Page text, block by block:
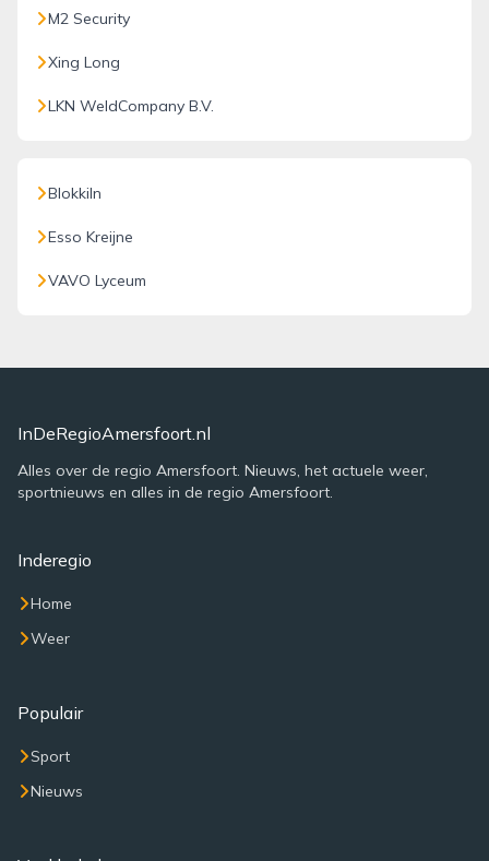
M2 Security
Xing Long
LKN WeldCompany B.V.
Blokkiln
Esso Kreijne
VAVO Lyceum
InDeRegioAmersfoort.nl
Alles over de regio Amersfoort. Nieuws, het actuele weer,
sportnieuws en alles in de regio Amersfoort.
Inderegio
Home
Weer
Populair
Sport
Nieuws